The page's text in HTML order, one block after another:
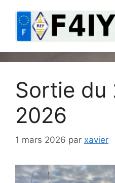
contenu
Sortie du
2026
1 mars 2026 par xavier